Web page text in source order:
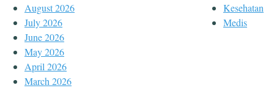
August 2026
July 2026
June 2026
May 2026
April 2026
March 2026
Kesehatan
Medis